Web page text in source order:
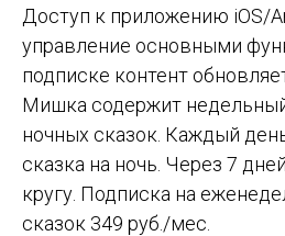
Доступ к приложению iOS/
управление основными
подписке контент
Мишка содержит
ночных сказок. Каждый
сказка на ночь. Через 7
кругу. Подписка на
сказок 349 руб./мес.